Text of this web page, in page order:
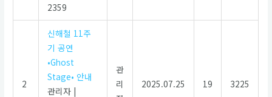
2359
2
신해철 11주
기 공연
•Ghost
Stage• 안내
관리자 |
관
리
2025.07.25 19 3225